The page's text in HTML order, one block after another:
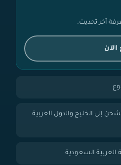
آخر تحديث.
الآن
إلى الخليج والدول العربية
العربية السعودية